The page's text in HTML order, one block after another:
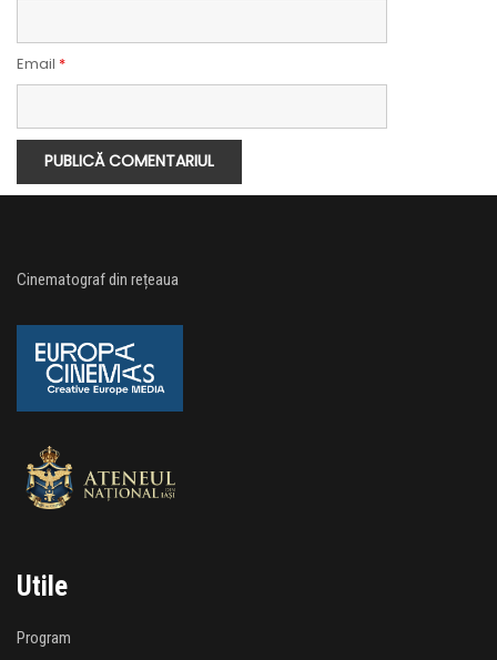
Email *
Cinematograf din rețeaua
Utile
Program